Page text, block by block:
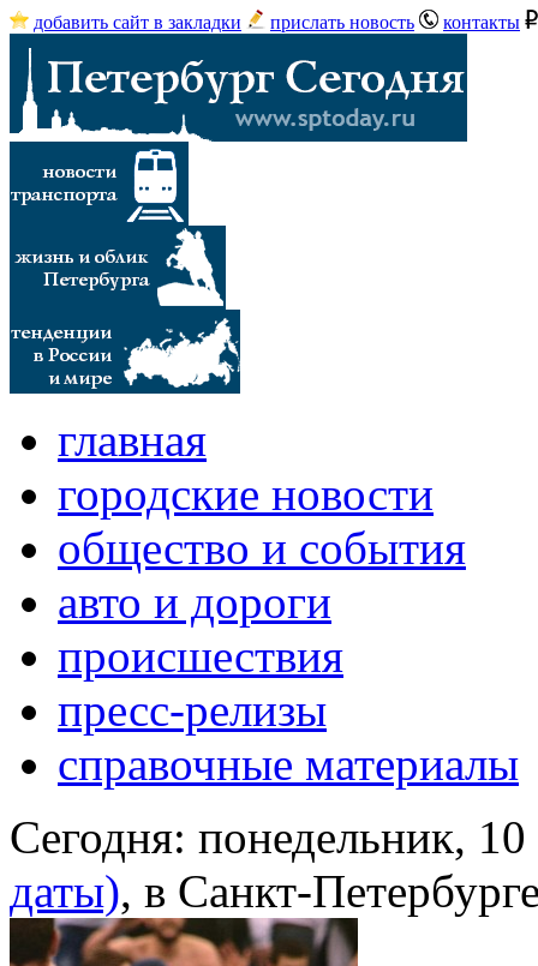
добавить сайт в закладки прислать новость контакты
главная
городские новости
общество и события
авто и дороги
происшествия
пресс-релизы
справочные материалы
Сегодня: понедельник,
даты), в Санкт-